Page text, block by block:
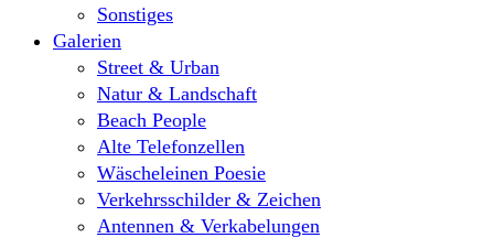
Sonstiges
Galerien
Street & Urban
Natur & Landschaft
Beach People
Alte Telefonzellen
Wäscheleinen Poesie
Verkehrsschilder & Zeichen
Antennen & Verkabelungen